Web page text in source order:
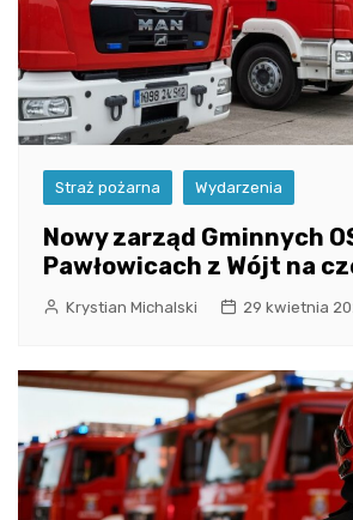
Straż pożarna Wydarzenia
Nowy zarząd Gminnych
Pawłowicach z Wójt na
Krystian Michalski 29 kwietnia